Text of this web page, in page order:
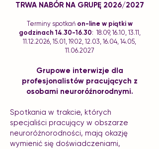
TRWA NABÓR NA GRUPĘ 2026/2027
Terminy spotkań on-line w piątki w
godzinach 14.30-16.30: 18.09, 16.10, 13.11,
11.12.2026, 15.01, 19.02, 12.03, 16.04, 14.05,
11.06.2027
Grupowe interwizje dla
profesjonalistów pracujących z
osobami neuroróźnorodnymi.
Spotkania w trakcie, których
specjaliści pracujący w obszarze
neuroróżnorodności, mają okazję
wymienić się doświadczeniami,